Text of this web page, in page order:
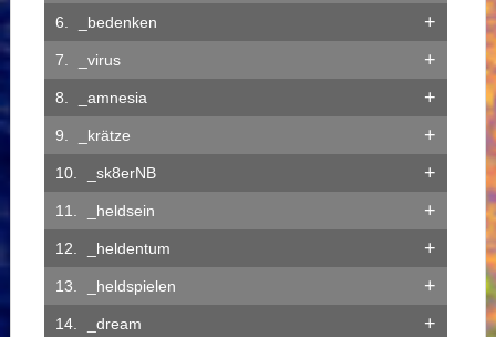
+
_bedenken
+
_virus
+
_amnesia
+
_krätze
+
_sk8erNB
+
_heldsein
+
_heldentum
+
_heldspielen
+
_dream